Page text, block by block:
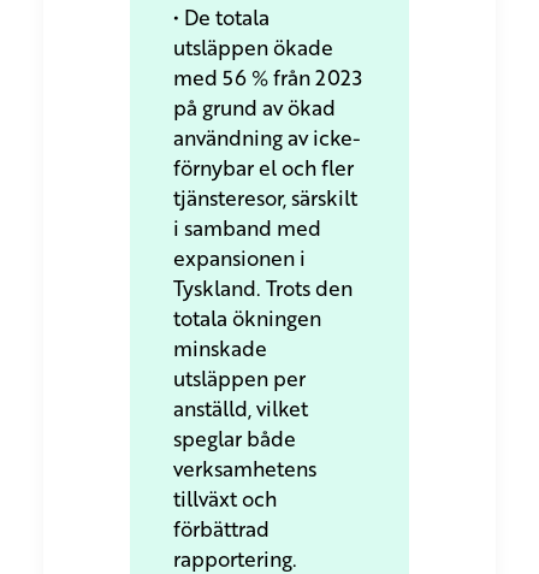
• De totala
utsläppen ökade
med 56 % från 2023
på grund av ökad
användning av icke-
förnybar el och fler
tjänsteresor, särskilt
i samband med
expansionen i
Tyskland. Trots den
totala ökningen
minskade
utsläppen per
anställd, vilket
speglar både
verksamhetens
tillväxt och
förbättrad
rapportering.